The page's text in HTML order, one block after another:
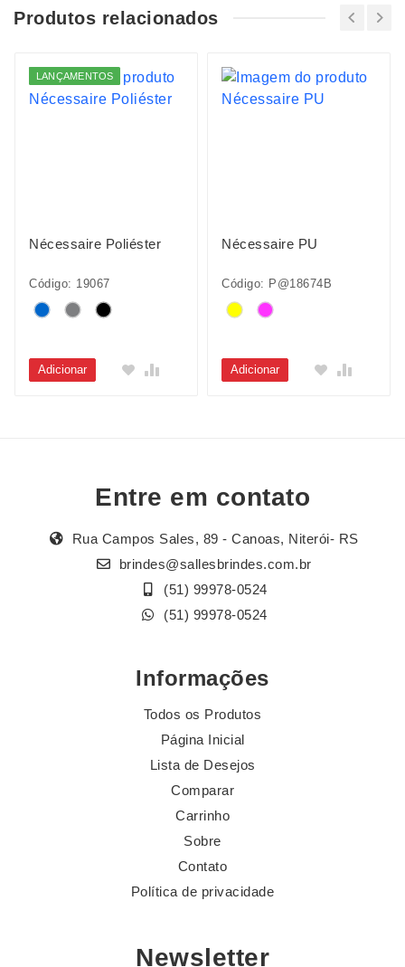
Produtos relacionados
LANÇAMENTOS
Nécessaire Poliéster
Código: 19067
Adicionar
Nécessaire PU
Código: P@18674B
Adicionar
Entre em contato
Rua Campos Sales, 89 - Canoas, Niterói- RS
brindes@sallesbrindes.com.br
(51) 99978-0524
(51) 99978-0524
Informações
Todos os Produtos
Página Inicial
Lista de Desejos
Comparar
Carrinho
Sobre
Contato
Política de privacidade
Newsletter